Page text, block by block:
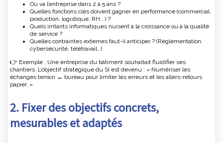
Où va l’entreprise dans 2 à 5 ans ?
Quelles fonctions clés doivent gagner en performance (commercial,
production, logistique, RH...) ?
Quels irritants informatiques nuisent à la croissance ou à la qualité
de service ?
Quelles contraintes externes faut-il anticiper ? (Règlementation,
cybersécurité, télétravail…)
👉 Exemple : Une entreprise du bâtiment souhaitait fluidifier ses
chantiers. L’objectif stratégique du SI est devenu : « Numériser les
échanges terrain ↔ bureau pour limiter les erreurs et les allers-retours
papier. »
2. Fixer des objectifs concrets,
mesurables et adaptés